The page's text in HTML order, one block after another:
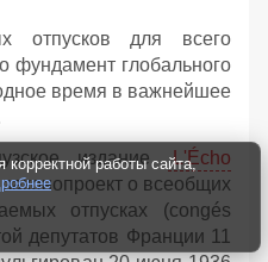
отпусков для всего
фундамент глобального
время в важнейшее
издание L'Écho
о всеобщих
отпусках (congés
депутатов Франции 11
работы сайта,